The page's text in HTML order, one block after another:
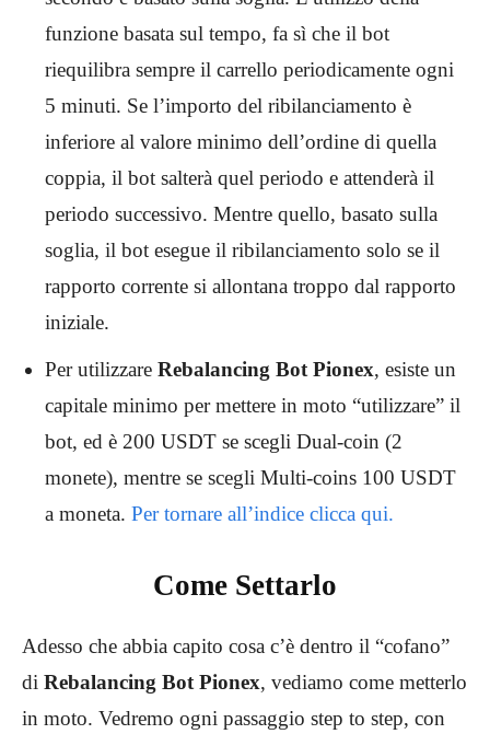
funzione basata sul tempo, fa sì che il bot
riequilibra sempre il carrello periodicamente ogni
5 minuti. Se l’importo del ribilanciamento è
inferiore al valore minimo dell’ordine di quella
coppia, il bot salterà quel periodo e attenderà il
periodo successivo. Mentre quello, basato sulla
soglia, il bot esegue il ribilanciamento solo se il
rapporto corrente si allontana troppo dal rapporto
iniziale.
Per utilizzare Rebalancing Bot Pionex, esiste un
capitale minimo per mettere in moto “utilizzare” il
bot, ed è 200 USDT se scegli Dual-coin (2
monete), mentre se scegli Multi-coins 100 USDT
a moneta. Per tornare all’indice clicca qui.
Come Settarlo
Adesso che abbia capito cosa c’è dentro il “cofano”
di Rebalancing Bot Pionex, vediamo come metterlo
in moto. Vedremo ogni passaggio step to step, con